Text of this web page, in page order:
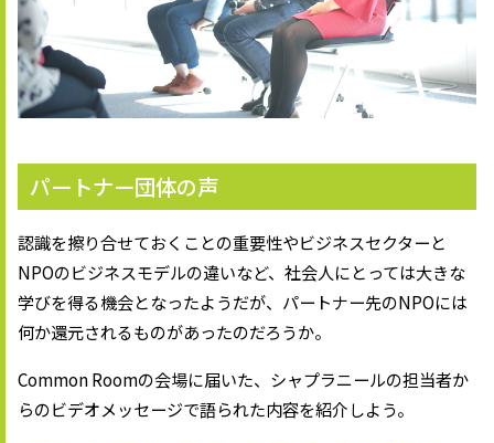
パートナー団体の声
認識を擦り合せておくことの重要性やビジネスセクターと
NPOのビジネスモデルの違いなど、社会人にとっては大きな
学びを得る機会となったようだが、パートナー先のNPOには
何か還元されるものがあったのだろうか。
Common Roomの会場に届いた、シャプラニールの担当者か
らのビデオメッセージで語られた内容を紹介しよう。